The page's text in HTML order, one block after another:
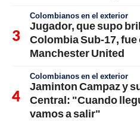
Colombianos en el exterior
Jugador, que supo
Colombia Sub-17,
Manchester United
Colombianos en el exterior
Jaminton Campaz y
Central: "Cuando
vamos a salir"